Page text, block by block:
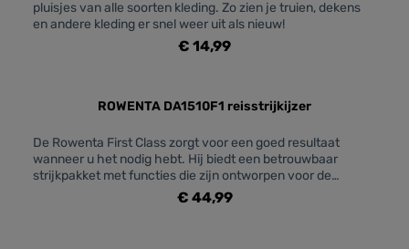
GEBRUIK Comfortabele handgreep: JaAnti-drup: JaLengte
netsnoer: 2 mCapaciteit waterreservoir (ml): 270
mlErgonomische stoomknop: JaStabiele achterkant:
JaVulopening water: Extra groot Gebruik: Snel en efficiënt
uitschakeling: Nee Anit-druppelsysteem:
pluisjes van alle soorten kleding. Zo zien je truien, dekens
en andere kleding er snel weer uit als nieuw!
€ 14,99
ROWENTA DA1510F1 reisstrijkijzer
De Rowenta First Class zorgt voor een goed resultaat
wanneer u het nodig hebt. Hij biedt een betrouwbaar
strijkpakket met functies die zijn ontworpen voor de
moderne reiziger. Door de netspanningscapaciteit kan dit
stoomstrijkijzer internationaal worden gebruikt, met een
€ 44,99